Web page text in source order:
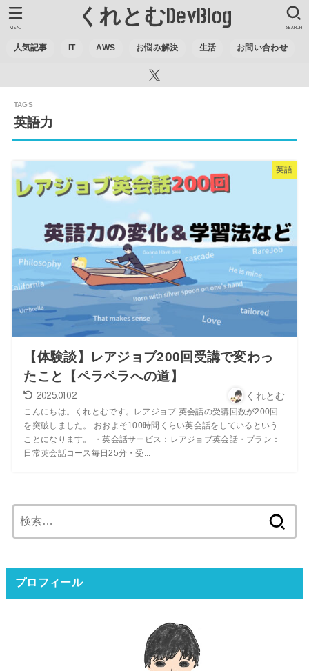
くれとむDevBlog
人気記事 IT AWS お悩み解決 生活 お問い合わせ
SEARCH
MENU
英語力
英語
【体験談】レアジョブ200回受講で変わっ
たこと【ペラペラへの道】
2025.01.02 くれとむ
こんにちは。くれとむです。レアジョブ 英会話の受講回数が200回
を突破しました。 おおよそ100時間くらい英会話をしているという
ことになります。 ・英会話サービス：レアジョブ英会話・プラン：
日常英会話コース毎日25分・受...
索:
プロフィール